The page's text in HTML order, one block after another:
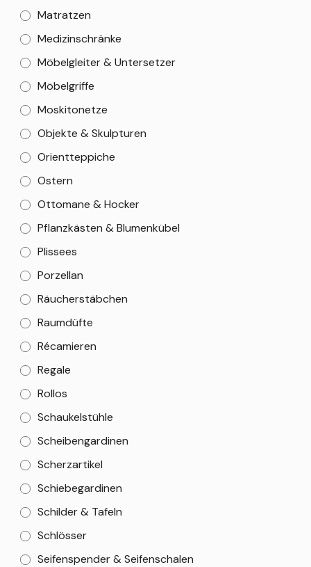
Matratzen
Medizinschränke
Möbelgleiter & Untersetzer
Möbelgriffe
Moskitonetze
Objekte & Skulpturen
Orientteppiche
Ostern
Ottomane & Hocker
Pflanzkästen & Blumenkübel
Plissees
Porzellan
Räucherstäbchen
Raumdüfte
Récamieren
Regale
Rollos
Schaukelstühle
Scheibengardinen
Scherzartikel
Schiebegardinen
Schilder & Tafeln
Schlösser
Seifenspender & Seifenschalen